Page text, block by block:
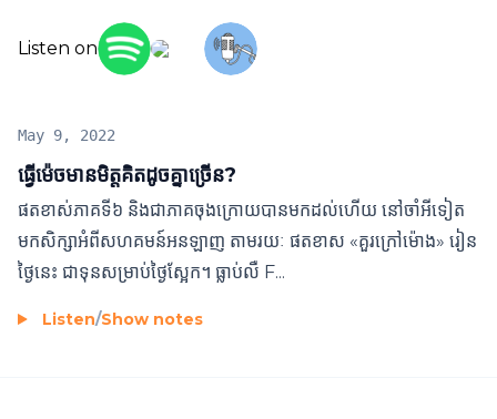
Listen on
ធ្វើម៉េចមានមិត្តគិតដូចគ្នាច្រើន?
May 9, 2022
ផតខាស់ភាគទី៦ និងជាភាគចុងក្រោយបានមកដល់ហើយ នៅចាំអីទៀត
មកសិក្សាអំពីសហគមន៍អនឡាញ តាមរយៈ ផតខាស «គួរក្រៅម៉ោង» រៀន
ថ្ងៃនេះ ជាទុនសម្រាប់ថ្ងៃស្អែក។ ធ្លាប់លឺ F...
Listen/Show notes